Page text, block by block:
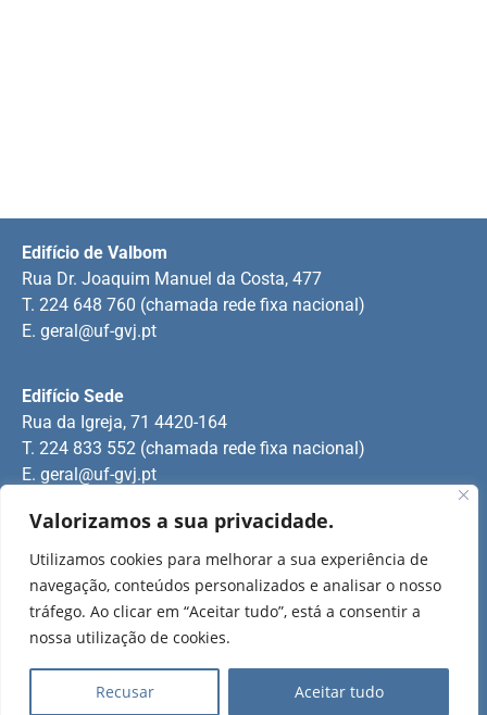
Valorizamos a sua privacidade.
Utilizamos cookies para melhorar a sua experiência de
navegação, conteúdos personalizados e analisar o nosso
tráfego. Ao clicar em “Aceitar tudo”, está a consentir a
nossa utilização de cookies.
Recusar Aceitar tudo
2025 Todos os direitos reservados.
Rua Manuel Pinto Martins
T. 224 509 703 (chamada rede fixa nacional)
E.geral@uf-gvj.pt
Edifício Sede
Rua da Igreja, 71 4420-164
T. 224 833 552 (chamada rede fixa nacional)
E. geral@uf-gvj.pt
Edifício de Valbom
Rua Dr. Joaquim Manuel da Costa, 477
T. 224 648 760 (chamada rede fixa nacional)
E. geral@uf-gvj.pt